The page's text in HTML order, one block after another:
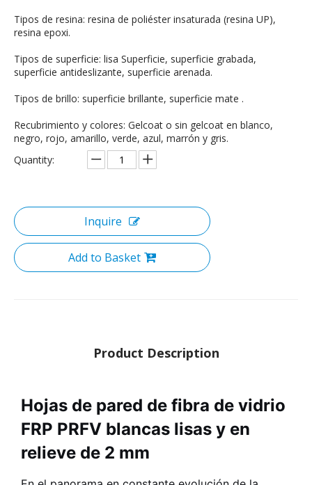
Tipos de resina: resina de poliéster insaturada (resina UP),
resina epoxi.
Tipos de superficie: lisa Superficie, superficie grabada,
superficie antideslizante, superficie arenada.
Tipos de brillo: superficie brillante, superficie mate .
Recubrimiento y colores: Gelcoat o sin gelcoat en blanco,
negro, rojo, amarillo, verde, azul, marrón y gris.
Quantity:
Inquire
Add to Basket
Product Description
Hojas de pared de fibra de vidrio
FRP PRFV blancas lisas y en
relieve de 2 mm